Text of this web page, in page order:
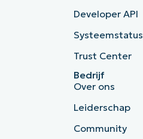
Developer API
Systeemstatus
Trust Center
Bedrijf
Over ons
Leiderschap
Community